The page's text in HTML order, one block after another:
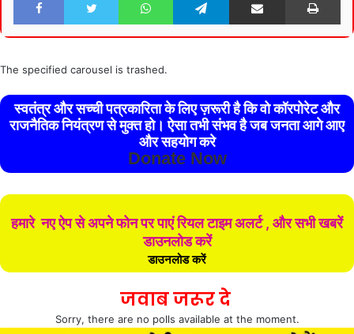
The specified carousel is trashed.
स्वतंत्र और सच्ची पत्रकारिता के लिए ज़रूरी है कि वो कॉरपोरेट और
राजनैतिक नियंत्रण से मुक्त हो। ऐसा तभी संभव है जब जनता आगे आए
और सहयोग करे
Donate Now
हमारे नए ऐप से अपने फोन पर पाएं रियल टाइम अलर्ट , और सभी खबरें
डाउनलोड करें
डाउनलोड करें
जवाब जरूर दे
Sorry, there are no polls available at the moment.